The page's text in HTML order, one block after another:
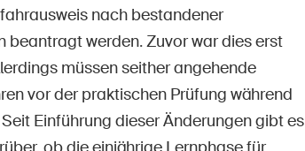
nach bestandener
werden. Zuvor war dies erst
müssen seither angehende
vor der praktischen Prüfung während
Einführung dieser Änderungen gibt es